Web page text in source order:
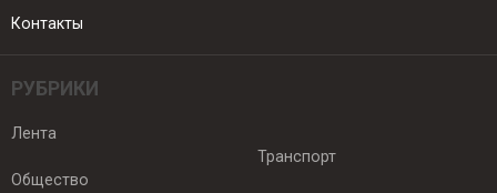
Контакты
РУБРИКИ
Лента
Общество
Транспорт